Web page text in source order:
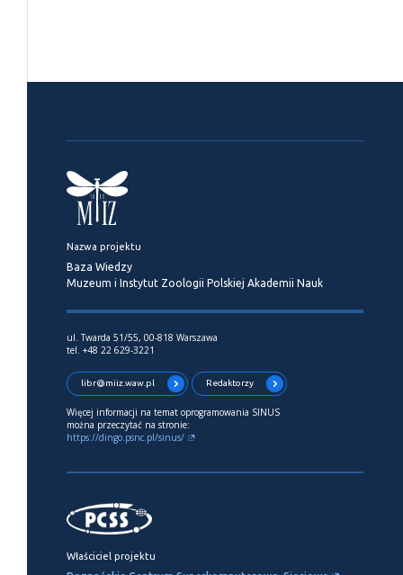
Nazwa projektu
Baza Wiedzy
Muzeum i Instytut Zoologii Polskiej Akademii Nauk
ul. Twarda 51/55, 00-818 Warszawa
tel. +48 22 629-3221
libr@miiz.waw.pl Redaktorzy
Więcej informacji na temat oprogramowania SINUS
można przeczytać na stronie:
https://dingo.psnc.pl/sinus/
Właściciel projektu